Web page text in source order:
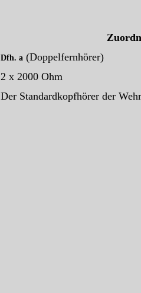
Dfh. a (Doppelfernhörer)
2 x 2000 Ohm
Der Standardkopfhörer der